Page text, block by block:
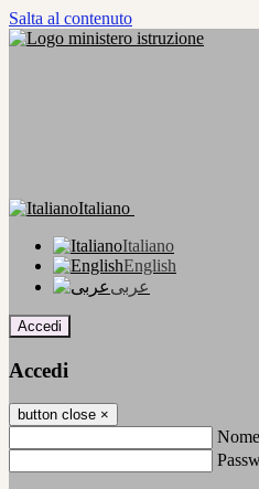
Salta al contenuto
Italiano
Italiano
English
عربى
Accedi
Accedi
button close ×